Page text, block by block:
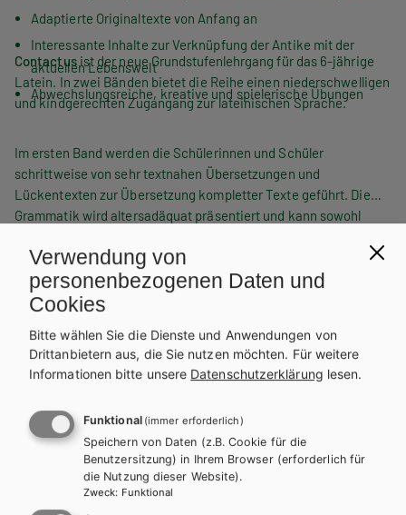
Adaptierte Originaltexte von Anfang an
Interessante Inhalte zur Verknüpfung der Antike mit der
aktuellen Lebenswelt
Abwechslungsreiche, kreative und spielerische Übungen
Contactusist der neue Grundstufenlehrgang für das 6-jährige
Latein. In zwei Bänden bietet die Reihe einen niederschwelligen
und kindgerechten Zugangang zur lateinischen Sprache.
Im ersten Band werden die Schülerinnen und Schüler
schrittweise von sehr textnahen Übersetzungen und
Lückentexten zur Übersetzung kompletter Texte geführt. Die
Grammatik wird altersadäquat präsentiert und kann sowohl
kindgerecht und abwechslungsreich gestaltet, um die
Kreativität der Schülerinnen und Schüler anzuregen.
Spielerischen Elemente, Denkaufgaben und Rätseln wird breiter
interaktives Zusatzmaterial für Lehrende und Lernende rundet
die neue Reihe ab.
WEITERLESEN
erhältlich.
Verwendung von
personenbezogenen Daten und
Cookies
Bitte wählen Sie die Dienste und Anwendungen von
Drittanbietern aus, die Sie nutzen möchten. Für weitere
Informationen bitte unsere Datenschutzerklärung lesen.
Funktional (immer erforderlich)
Speichern von Daten (z.B. Cookie für die
Benutzersitzung) in Ihrem Browser (erforderlich für
die Nutzung dieser Website).
Zweck: Funktional